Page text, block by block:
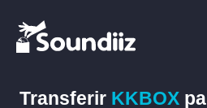
Transferir KKBOX